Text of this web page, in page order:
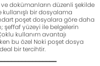
ve dokümanların düzenli şekilde
kullanışlı bir dosyalama
poşet dosyalara göre daha
şeffaf yüzeyi ile belgelerin
kullanım avantajı
bu özel Noki poşet dosya
bir tercihtir.